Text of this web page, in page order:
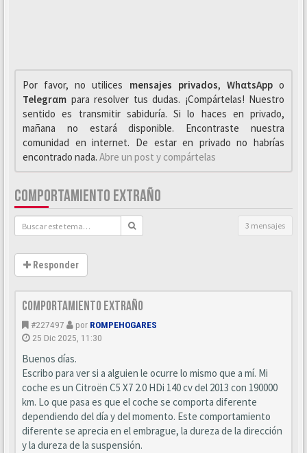
Por favor, no utilices mensajes privados, WhαtsAppo
Telegrαm para resolver tus dudas. ¡Compártelas! Nuestro
sentido es transmitir sabiduría. Si lo haces en privado,
mañana no estará disponible. Encontraste nuestra
comunidad en internet. De estar en privado no habrías
encontrado nada. Abre un post y compártelas
COMPORTAMIENTO EXTRAÑO
3 mensajes
Responder
Comportamiento extraño
#227497 por ROMPEHOGARES
25 Dic 2025, 11:30
Buenos días.
Escribo para ver si a alguien le ocurre lo mismo que a mí. Mi
coche es un Citroën C5 X7 2.0 HDi 140 cv del 2013 con 190000
km. Lo que pasa es que el coche se comporta diferente
dependiendo del día y del momento. Este comportamiento
diferente se aprecia en el embrague, la dureza de la dirección
y la dureza de la suspensión.